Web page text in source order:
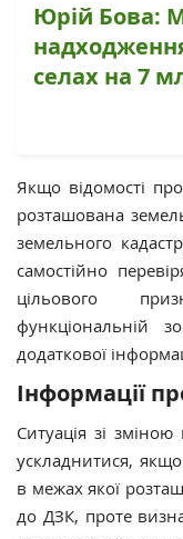
Юрій Бова:
селах на 7
Якщо відомості
розташована
земельного
самостійно
цільового
функціональній
додаткової
Інформації
Ситуація зі
ускладнитися,
в межах якої
до ДЗК, проте